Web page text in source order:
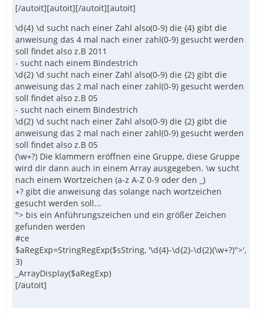
[/autoit][autoit][/autoit][autoit]
\d{4} \d sucht nach einer Zahl also(0-9) die {4} gibt die
anweisung das 4 mal nach einer zahl(0-9) gesucht werden
soll findet also z.B 2011
- sucht nach einem Bindestrich
\d{2} \d sucht nach einer Zahl also(0-9) die {2} gibt die
anweisung das 2 mal nach einer zahl(0-9) gesucht werden
soll findet also z.B 05
- sucht nach einem Bindestrich
\d{2} \d sucht nach einer Zahl also(0-9) die {2} gibt die
anweisung das 2 mal nach einer zahl(0-9) gesucht werden
soll findet also z.B 05
(\w+?) Die klammern eröffnen eine Gruppe, diese Gruppe
wird dir dann auch in einem Array ausgegeben. \w sucht
nach einem Wortzeichen (a-z A-Z 0-9 oder den _)
+? gibt die anweisung das solange nach wortzeichen
gesucht werden soll...
"> bis ein Anführungszeichen und ein größer Zeichen
gefunden werden
#ce
$aRegExp=StringRegExp($sString, '\d{4}-\d{2}-\d{2}(\w+?)">',
3)
_ArrayDisplay($aRegExp)
[/autoit]